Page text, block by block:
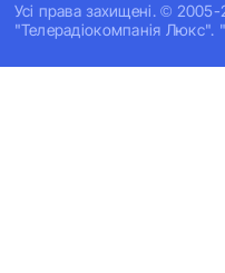
Усi права захищенi. ©
"Телерадіокомпанія Люкс".